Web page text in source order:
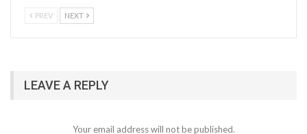
PREV NEXT
LEAVE A REPLY
Your email address will not be published.